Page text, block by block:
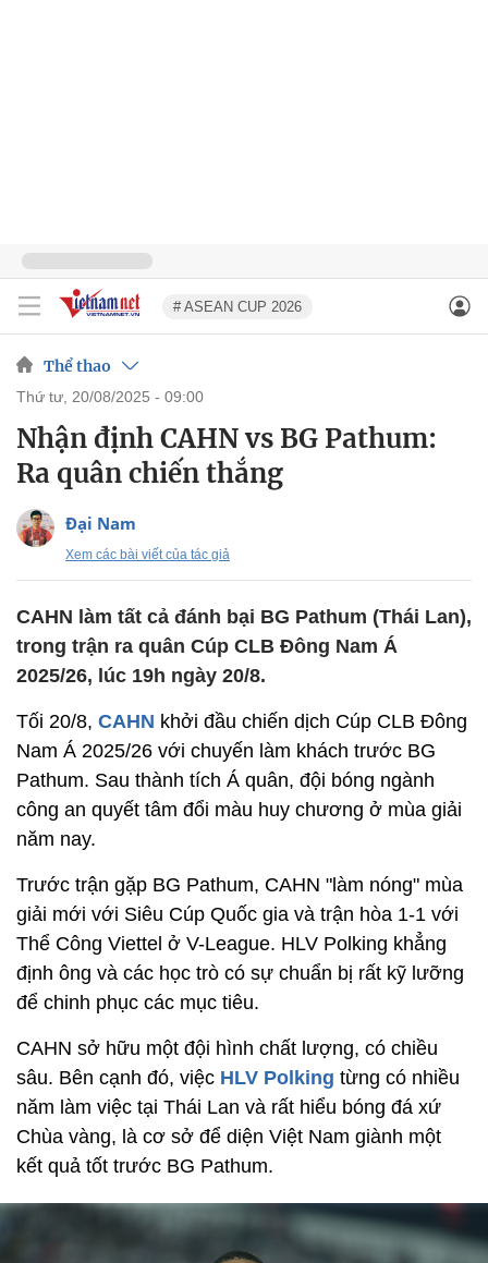
# ASEAN CUP 2026
Thể thao
thứ tư, 20/08/2025 - 09:00
Nhận định CAHN vs BG Pathum:
Ra quân chiến thắng
Đại Nam
Xem các bài viết của tác giả
CAHN làm tất cả đánh bại BG Pathum (Thái Lan),
trong trận ra quân Cúp CLB Đông Nam Á
2025/26, lúc 19h ngày 20/8.
Tối 20/8, CAHN khởi đầu chiến dịch Cúp CLB Đông
Nam Á 2025/26 với chuyến làm khách trước BG
Pathum. Sau thành tích Á quân, đội bóng ngành
công an quyết tâm đổi màu huy chương ở mùa giải
năm nay.
Trước trận gặp BG Pathum, CAHN "làm nóng" mùa
giải mới với Siêu Cúp Quốc gia và trận hòa 1-1 với
Thể Công Viettel ở V-League. HLV Polking khẳng
định ông và các học trò có sự chuẩn bị rất kỹ lưỡng
để chinh phục các mục tiêu.
CAHN sở hữu một đội hình chất lượng, có chiều
sâu. Bên cạnh đó, việc HLV Polking từng có nhiều
năm làm việc tại Thái Lan và rất hiểu bóng đá xứ
Chùa vàng, là cơ sở để diện Việt Nam giành một
kết quả tốt trước BG Pathum.